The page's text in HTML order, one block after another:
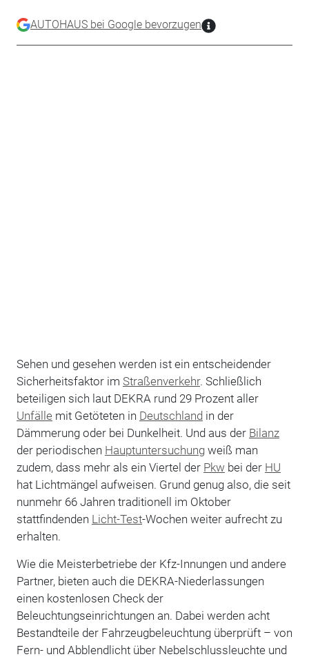
AUTOHAUS bei Google bevorzugen
Sehen und gesehen werden ist ein entscheidender
Sicherheitsfaktor im Straßenverkehr. Schließlich
beteiligen sich laut DEKRA rund 29 Prozent aller
Unfälle mit Getöteten in Deutschland in der
Dämmerung oder bei Dunkelheit. Und aus der Bilanz
der periodischen Hauptuntersuchungweiß man
zudem, dass mehr als ein Viertel der Pkw bei der HU
hat Lichtmängel aufweisen. Grund genug also, die seit
nunmehr 66 Jahren traditionell im Oktober
stattfindenden Licht-Test-Wochen weiter aufrecht zu
erhalten.
Wie die Meisterbetriebe der Kfz-Innungen und andere
Partner, bieten auch die DEKRA-Niederlassungen
einen kostenlosen Check der
Beleuchtungseinrichtungen an. Dabei werden acht
Bestandteile der Fahrzeugbeleuchtung überprüft – von
Fern- und Abblendlicht über Nebelschlussleuchte und